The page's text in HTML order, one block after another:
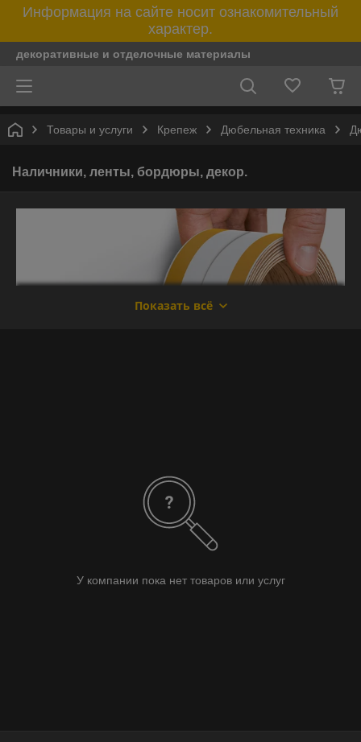
Информация на сайте носит ознакомительный
характер.
декоративные и отделочные материалы
Товары и услуги Крепеж Дюбельная техника
Наличники, ленты, бордюры, декор.
Показать всё
У компании пока нет товаров или услуг